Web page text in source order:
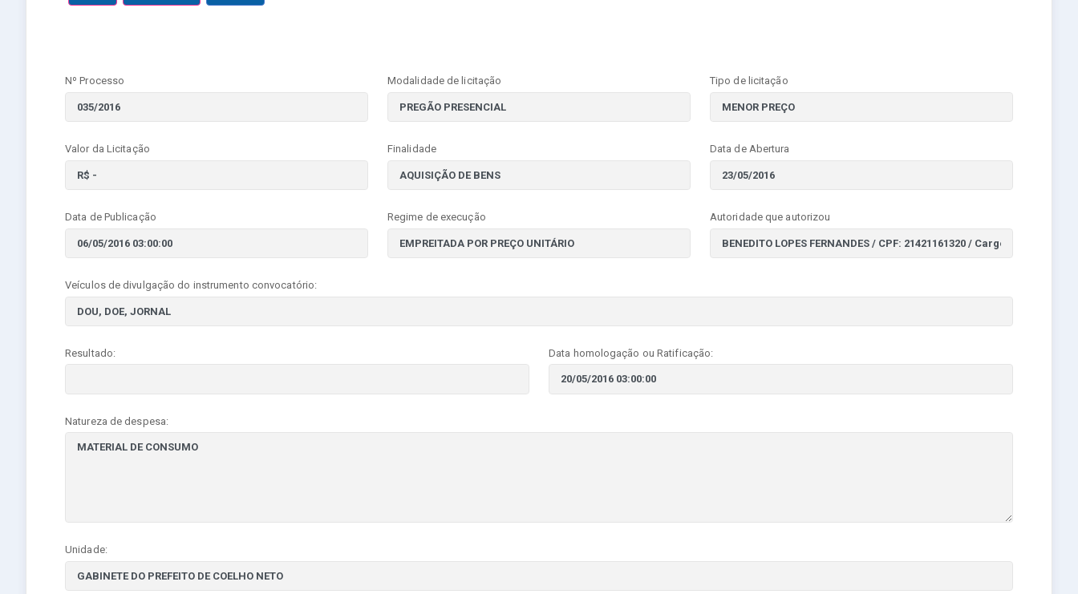
Nº Processo Modalidade de licitação Tipo de licitação
Valor da Licitação Finalidade Data de Abertura
Data de Publicação Regime de execução Autoridade que autorizou
Veículos de divulgação do instrumento convocatório:
Resultado: Data homologação ou Ratificação:
Natureza de despesa:
Unidade: